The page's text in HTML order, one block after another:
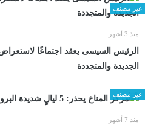
غير مصنف
منذ 3 أشهر
الرئيس السيسى يعقد اجتماعًا
الجديدة والمتجددة
غير مصنف
منذ 7 أشهر